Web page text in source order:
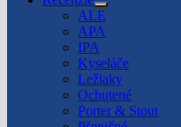
Show
sub
menu
ALE
APA
IPA
Kyseláče
Ležiaky
Ochutené
Porter & Stout